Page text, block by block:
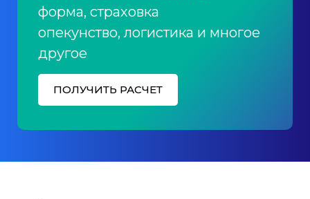
форма, страховка
опекунство, логистика и многое
другое
ПОЛУЧИТЬ РАСЧЕТ